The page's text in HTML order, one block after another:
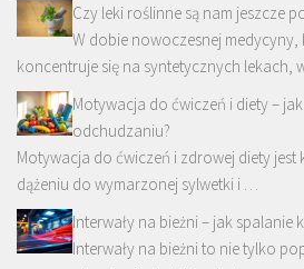
Czy leki roślinne są nam jeszcze
W dobie nowoczesnej
koncentruje się na syntetycznych lekach,
Motywacja do ćwiczeń i diety –
odchudzaniu?
Motywacja do ćwiczeń i zdrowej diety jest
dążeniu do wymarzonej sylwetki i …
Interwały na bieżni – jak
Interwały na bieżni to nie tylko